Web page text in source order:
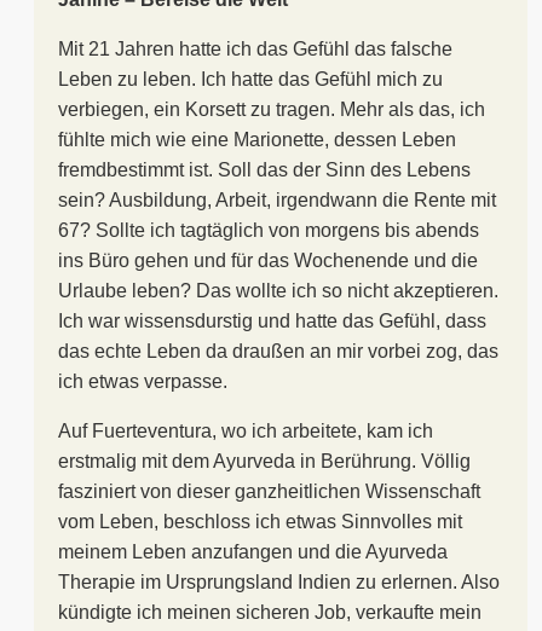
Mit 21 Jahren hatte ich das Gefühl das falsche
Leben zu leben. Ich hatte das Gefühl mich zu
verbiegen, ein Korsett zu tragen. Mehr als das, ich
fühlte mich wie eine Marionette, dessen Leben
fremdbestimmt ist. Soll das der Sinn des Lebens
sein? Ausbildung, Arbeit, irgendwann die Rente mit
67? Sollte ich tagtäglich von morgens bis abends
ins Büro gehen und für das Wochenende und die
Urlaube leben? Das wollte ich so nicht akzeptieren.
Ich war wissensdurstig und hatte das Gefühl, dass
das echte Leben da draußen an mir vorbei zog, das
ich etwas verpasse.
Auf Fuerteventura, wo ich arbeitete, kam ich
erstmalig mit dem Ayurveda in Berührung. Völlig
fasziniert von dieser ganzheitlichen Wissenschaft
vom Leben, beschloss ich etwas Sinnvolles mit
meinem Leben anzufangen und die Ayurveda
Therapie im Ursprungsland Indien zu erlernen. Also
kündigte ich meinen sicheren Job, verkaufte mein